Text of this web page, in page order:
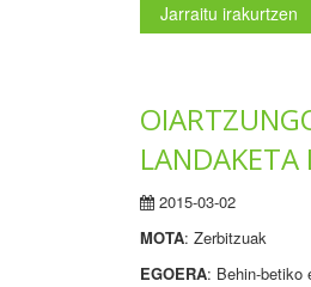
Jarraitu irakurtzen
LANDAKETA
2015-03-02
MOTA: Zerbitzuak
EGOERA: Behin-betiko